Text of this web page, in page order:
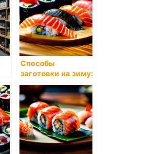
Способы
заготовки на зиму:
полезные советы